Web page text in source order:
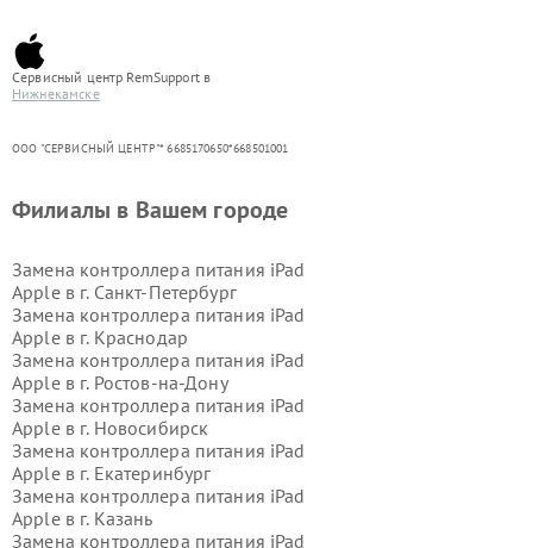
Сервисный центр RemSupport в
Нижнекамске
ООО "СЕРВИСНЫЙ ЦЕНТР"* 6685170650*668501001
Филиалы в Вашем городе
Замена контроллера питания iPad
Apple в г. Санкт-Петербург
Замена контроллера питания iPad
Apple в г. Краснодар
Замена контроллера питания iPad
Apple в г. Ростов-на-Дону
Замена контроллера питания iPad
Apple в г. Новосибирск
Замена контроллера питания iPad
Apple в г. Екатеринбург
Замена контроллера питания iPad
Apple в г. Казань
Замена контроллера питания iPad